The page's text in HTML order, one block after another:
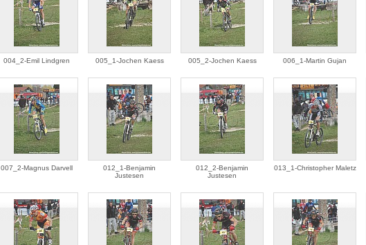
004_2-Emil Lindgren 005_1-Jochen Kaess 005_2-Jochen Kaess 006_1-Martin Gujan
007_2-Magnus Darvell
012_1-Benjamin
Justesen
012_2-Benjamin
Justesen
013_1-Christopher Maletz